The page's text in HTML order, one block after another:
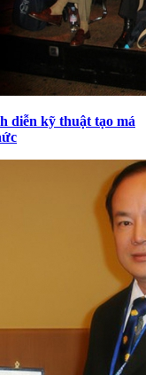
diễn kỹ thuật tạo má